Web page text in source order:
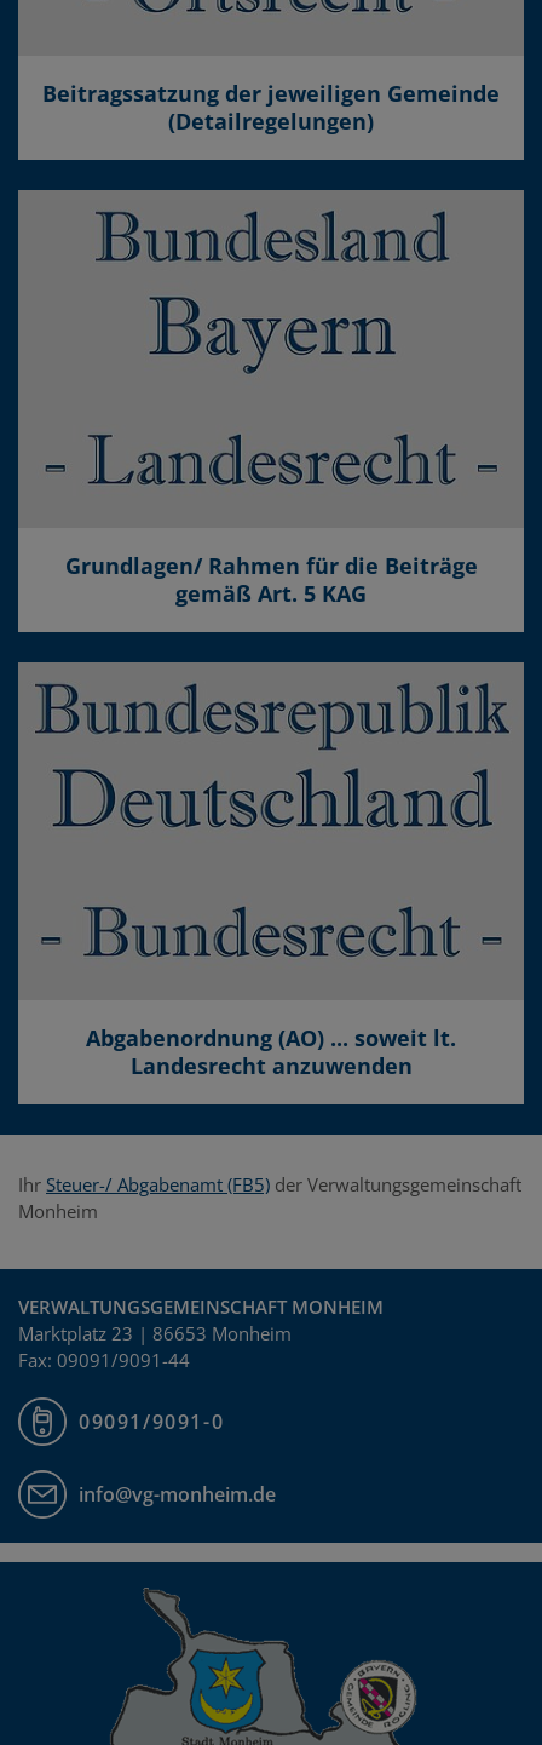
Beitragssatzung der jeweiligen Gemeinde
(Detailregelungen)
Grundlagen/ Rahmen für die Beiträge
gemäß Art. 5 KAG
Abgabenordnung (AO) ... soweit lt.
Landesrecht anzuwenden
Ihr Steuer-/ Abgabenamt (FB5) der Verwaltungsgemeinschaft
Monheim
VERWALTUNGSGEMEINSCHAFT MONHEIM
Marktplatz 23 | 86653 Monheim
Fax: 09091/9091-44
09091/9091-0
info@vg-monheim.de